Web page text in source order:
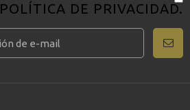
POLÍTICA DE PRIVACIDAD.